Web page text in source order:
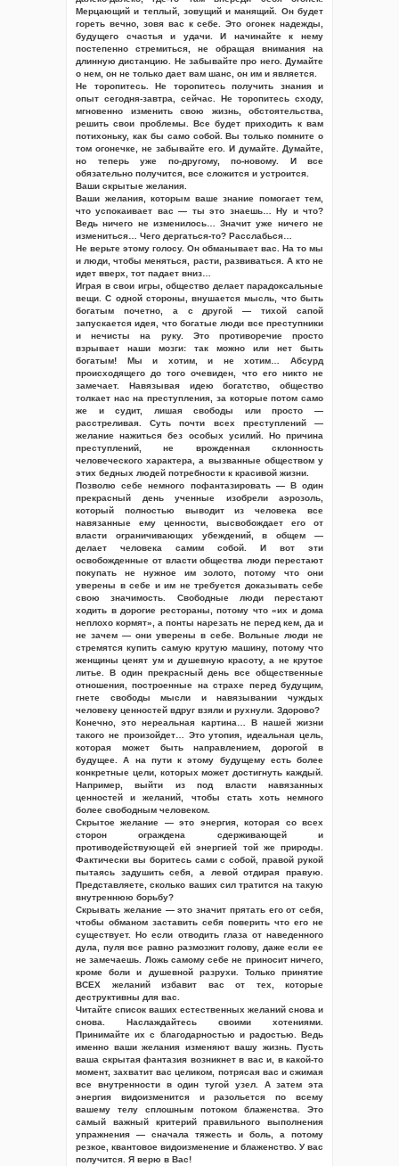
Мерцающий и теплый, зовущий и манящий. Он будет
гореть вечно, зовя вас к себе. Это огонек надежды,
будущего счастья и удачи. И начинайте к нему
постепенно стремиться, не обращая внимания на
длинную дистанцию. Не забывайте про него. Думайте
о нем, он не только дает вам шанс, он им и является.
Не торопитесь. Не торопитесь получить знания и
опыт сегодня-завтра, сейчас. Не торопитесь сходу,
мгновенно изменить свою жизнь, обстоятельства,
решить свои проблемы. Все будет приходить к вам
потихоньку, как бы само собой. Вы только помните о
том огонечке, не забывайте его. И думайте. Думайте,
но теперь уже по-другому, по-новому. И все
обязательно получится, все сложится и устроится.
Ваши скрытые желания.
Ваши желания, которым ваше знание помогает тем,
что успокаивает вас — ты это знаешь… Ну и что?
Ведь ничего не изменилось… Значит уже ничего не
измениться… Чего дергаться-то? Расслабься…
Не верьте этому голосу. Он обманывает вас. На то мы
и люди, чтобы меняться, расти, развиваться. А кто не
идет вверх, тот падает вниз…
Играя в свои игры, общество делает парадоксальные
вещи. С одной стороны, внушается мысль, что быть
богатым почетно, а с другой — тихой сапой
запускается идея, что богатые люди все преступники
и нечисты на руку. Это противоречие просто
взрывает наши мозги: так можно или нет быть
богатым! Мы и хотим, и не хотим… Абсурд
происходящего до того очевиден, что его никто не
замечает. Навязывая идею богатство, общество
толкает нас на преступления, за которые потом само
же и судит, лишая свободы или просто —
расстреливая. Суть почти всех преступлений —
желание нажиться без особых усилий. Но причина
преступлений, не врожденная склонность
человеческого характера, а вызванные обществом у
этих бедных людей потребности к красивой жизни.
Позволю себе немного пофантазировать — В один
прекрасный день ученные изобрели аэрозоль,
который полностью выводит из человека все
навязанные ему ценности, высвобождает его от
власти ограничивающих убеждений, в общем —
делает человека самим собой. И вот эти
освобожденные от власти общества люди перестают
покупать не нужное им золото, потому что они
уверены в себе и им не требуется доказывать себе
свою значимость. Свободные люди перестают
ходить в дорогие рестораны, потому что «их и дома
неплохо кормят», а понты нарезать не перед кем, да и
не зачем — они уверены в себе. Вольные люди не
стремятся купить самую крутую машину, потому что
женщины ценят ум и душевную красоту, а не крутое
литье. В один прекрасный день все общественные
отношения, построенные на страхе перед будущим,
гнете свободы мысли и навязывании чуждых
человеку ценностей вдруг взяли и рухнули. Здорово?
Конечно, это нереальная картина… В нашей жизни
такого не произойдет… Это утопия, идеальная цель,
которая может быть направлением, дорогой в
будущее. А на пути к этому будущему есть более
конкретные цели, которых может достигнуть каждый.
Например, выйти из под власти навязанных
ценностей и желаний, чтобы стать хоть немного
более свободным человеком.
Скрытое желание — это энергия, которая со всех
сторон ограждена сдерживающей и
противодействующей ей энергией той же природы.
Фактически вы боритесь сами с собой, правой рукой
пытаясь задушить себя, а левой отдирая правую.
Представляете, сколько ваших сил тратится на такую
внутреннюю борьбу?
Скрывать желание — это значит прятать его от себя,
чтобы обманом заставить себя поверить что его не
существует. Но если отводить глаза от наведенного
дула, пуля все равно размозжит голову, даже если ее
не замечаешь. Ложь самому себе не приносит ничего,
кроме боли и душевной разрухи. Только принятие
ВСЕХ желаний избавит вас от тех, которые
деструктивны для вас.
Читайте список ваших естественных желаний снова и
снова. Наслаждайтесь своими хотениями.
Принимайте их с благодарностью и радостью. Ведь
именно ваши желания изменяют вашу жизнь. Пусть
ваша скрытая фантазия возникнет в вас и, в какой-то
момент, захватит вас целиком, потрясая вас и сжимая
все внутренности в один тугой узел. А затем эта
энергия видоизменится и разольется по всему
вашему телу сплошным потоком блаженства. Это
самый важный критерий правильного выполнения
упражнения — сначала тяжесть и боль, а потому
резкое, квантовое видоизменение и блаженство. У вас
получится. Я верю в Вас!